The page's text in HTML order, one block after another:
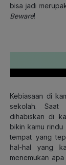
bisa jadi
Beware!
Kebiasaan di
sekolah. Saat
dihabiskan di
bikin kamu rindu
tempat yang
hal-hal yang
menemukan apa